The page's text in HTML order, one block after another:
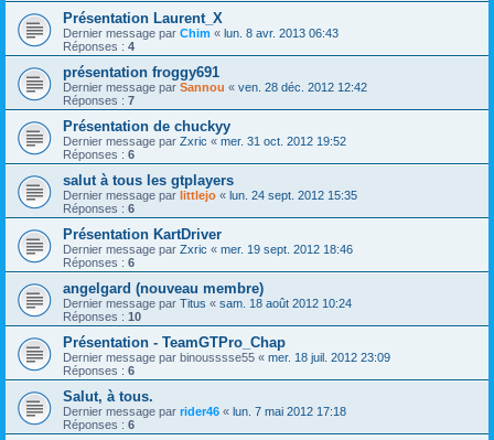
Présentation Laurent_X
Dernier message par Chim « lun. 8 avr. 2013 06:43
Réponses : 4
présentation froggy691
Dernier message par Sannou « ven. 28 déc. 2012 12:42
Réponses : 7
Présentation de chuckyy
Dernier message par Zxric « mer. 31 oct. 2012 19:52
Réponses : 6
salut à tous les gtplayers
Dernier message par littlejo « lun. 24 sept. 2012 15:35
Réponses : 6
Présentation KartDriver
Dernier message par Zxric « mer. 19 sept. 2012 18:46
Réponses : 6
angelgard (nouveau membre)
Dernier message par Titus « sam. 18 août 2012 10:24
Réponses : 10
Présentation - TeamGTPro_Chap
Dernier message par binousssse55 « mer. 18 juil. 2012 23:09
Réponses : 6
Salut, à tous.
Dernier message par rider46 « lun. 7 mai 2012 17:18
Réponses : 6